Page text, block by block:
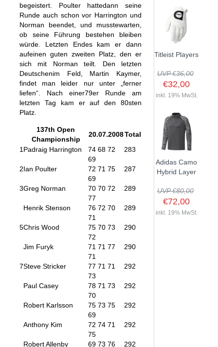
begeistert. Poulter hattedann seine
Runde auch schon vor Harrington und
Norman beendet, und musstewarten,
ob seine Führung bestehen bleiben
würde. Letzten Endes kam er dann
aufeinen guten zweiten Platz, den er
sich mit Norman teilt. Den letzten
Deutschenim Feld, Martin Kaymer,
findet man leider nur unter „ferner
liefen“. Nach einer79er Runde am
letzten Tag kam er auf den 80sten
Platz.
137th Open
Championship
20.07.2008Total
1 Padraig Harrington
74 68 72
69
283
2Ian Poulter
72 71 75
69
287
3Greg Norman
70 70 72
77
289
Henrik Stenson
76 72 70
71
289
5Chris Wood
75 70 73
72
290
Jim Furyk
71 71 77
71
290
7Steve Stricker
77 71 71
73
292
Paul Casey
78 71 73
70
292
Robert Karlsson
75 73 75
69
292
Anthony Kim
72 74 71
75
292
Robert Allenby 69 73 76 292
Titleist Players
UVP €36,00
€32,00
inkl. 19% MwSt.
Adidas Camo
Hybrid Layer
UVP €80,00
€72,00
inkl. 19% MwSt.